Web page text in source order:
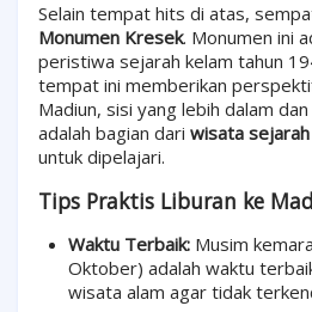
Selain tempat hits di atas,
Monumen Kresek. Monumen ini
peristiwa sejarah kelam tahun
tempat ini memberikan
Madiun, sisi yang lebih dalam
adalah bagian dari wisata
untuk dipelajari.
Tips Praktis Liburan ke
Waktu Terbaik: Musim
Oktober) adalah waktu
wisata alam agar tidak